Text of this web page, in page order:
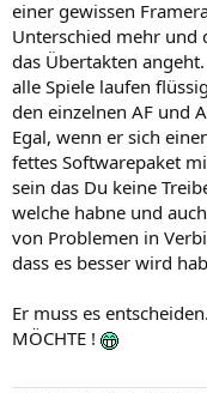
einer gewissen
Unterschied mehr und
das Übertakten
alle Spiele laufen
den einzelnen AF und
Egal, wenn er sich
fettes Softwarepaket
sein das Du keine
welche habne und
von Problemen in
dass es besser wird
Er muss es
MÖCHTE !